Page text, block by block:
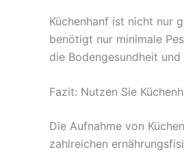
Küchenhanf ist nicht nur
benötigt nur minimale
die Bodengesundheit
Fazit: Nutzen Sie
Die Aufnahme von
zahlreichen